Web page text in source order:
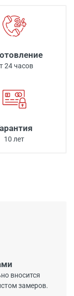
24 часов
10 лет
вносится
замеров.